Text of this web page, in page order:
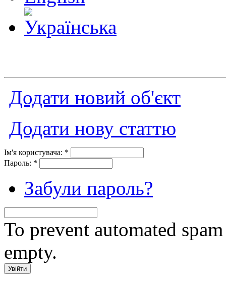
Додати новий об'єкт
Додати нову статтю
Ім'я користувача: *
Пароль: *
Забули пароль?
To prevent automated
empty.